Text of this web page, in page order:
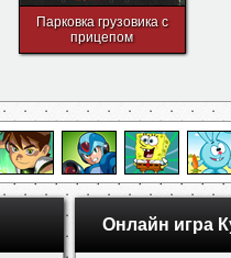
Парковка грузовика с
прицепом
Онлайн игра